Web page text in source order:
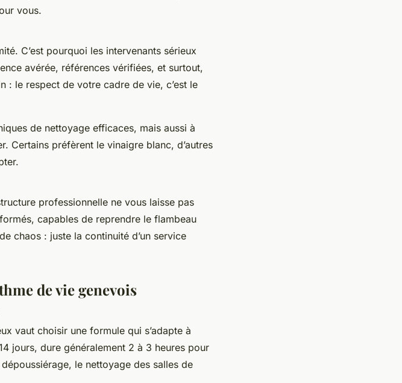
vous.
C’est pourquoi les intervenants sérieux
avérée, références vérifiées, et surtout,
: le respect de votre cadre de vie, c’est le
de nettoyage efficaces, mais aussi à
Certains préfèrent le vinaigre blanc, d’autres
professionnelle ne vous laisse pas
capables de reprendre le flambeau
chaos : juste la continuité d’un service
de vie genevois
vaut choisir une formule qui s’adapte à
jours, dure généralement 2 à 3 heures pour
le nettoyage des salles de